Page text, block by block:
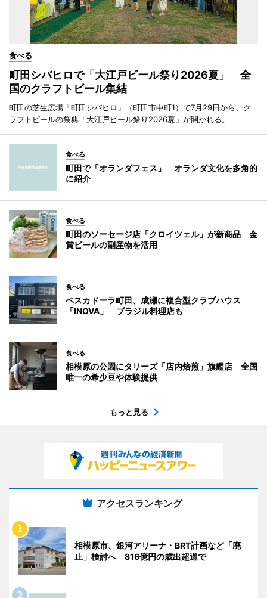
食べる
町田シバヒロで「大江戸ビール祭り2026夏」 全
国のクラフトビール集結
町田の芝生広場「町田シバヒロ」（町田市中町1）で7月29日から、ク
ラフトビールの祭典「大江戸ビール祭り2026夏」が開かれる。
食べる
町田で「オランダフェス」 オランダ文化を多角的
に紹介
食べる
町田のソーセージ店「クロイツェル」が新商品 金
賞ビールの副産物を活用
食べる
ペスカドーラ町田、成瀬に複合型クラブハウス
「INOVA」 ブラジル料理店も
食べる
相模原の公園にタリーズ「店内焙煎」旗艦店 全国
唯一の希少豆や体験提供
もっと見る
アクセスランキング
相模原市、銀河アリーナ・BRT計画など「廃
止」検討へ 816億円の歳出超過で